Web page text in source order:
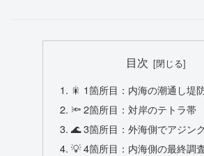
目次
🎇 1箇所目：内海の潮通し堤
🔦 2箇所目：対岸のテトラ帯
🌊 3箇所目：外海側でアジン
💡 4箇所目：内海側の最終調